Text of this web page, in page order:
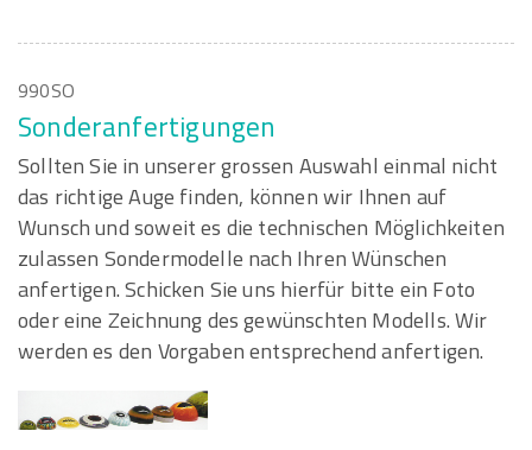
990SO
Sonderanfertigungen
Sollten Sie in unserer grossen Auswahl einmal nicht
das richtige Auge finden, können wir Ihnen auf
Wunsch und soweit es die technischen Möglichkeiten
zulassen Sondermodelle nach Ihren Wünschen
anfertigen. Schicken Sie uns hierfür bitte ein Foto
oder eine Zeichnung des gewünschten Modells. Wir
werden es den Vorgaben entsprechend anfertigen.